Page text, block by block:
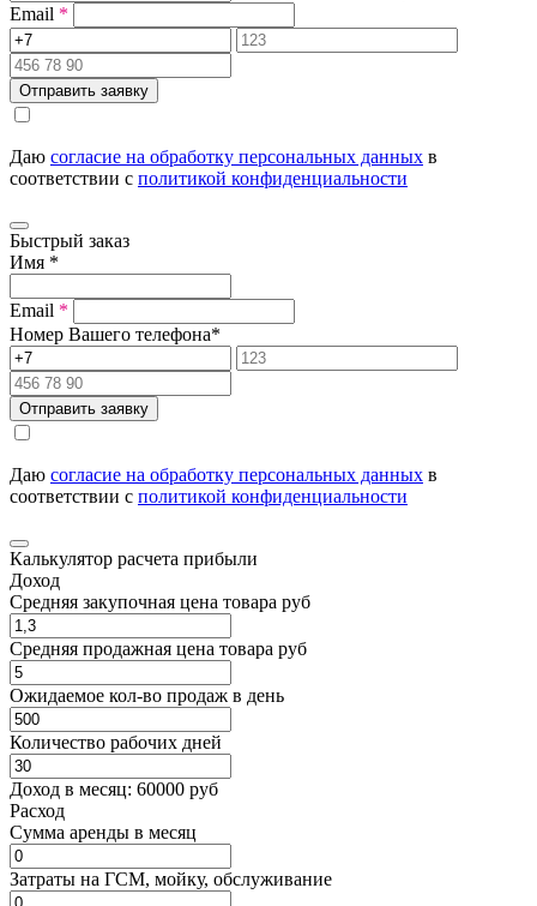
Email *
Отправить заявку
Даю согласие на обработку персональных данных в
соответствии с политикой конфиденциальности
Быстрый заказ
Имя *
Email *
Номер Вашего телефона*
Отправить заявку
Даю согласие на обработку персональных данных в
соответствии с политикой конфиденциальности
Калькулятор расчета прибыли
Доход
Средняя закупочная цена товара руб
Средняя продажная цена товара руб
Ожидаемое кол-во продаж в день
Количество рабочих дней
Доход в месяц: 60000 руб
Расход
Cумма аренды в месяц
Затраты на ГСМ, мойку, обслуживание